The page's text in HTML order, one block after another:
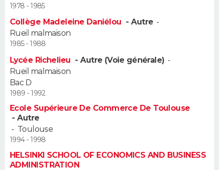
Alimentation
Guide de la santé
Maladies
Médicaments
Sommeil
VOYAGE
Destinations
City break
Voyage nature
Voyage de noces
Forum
Climat
+
PHOTO
GUIDES D'ACHAT
BONS PLANS
CARTE DE VOEUX
Carte de Noël
Carte Bonne année
Carte Saint-Valentin
Carte Pâques
Carte d'anniversaire
DICTIONNAIRE
Dictionnaire
Biographies
Citations
Expressions
Proverbes
PROGRAMME TV
1978 - 1985
Collège Madeleine Daniélou - Autre -
Rueil malmaison
1985 - 1988
Lycée Richelieu - Autre (Voie générale) -
Rueil malmaison
Bac D
1989 - 1992
Ecole Supérieure De Commerce De Toulouse
- Autre
- Toulouse
1994 - 1998
HELSINKI SCHOOL OF ECONOMICS AND BUSINESS
ADMINISTRATION